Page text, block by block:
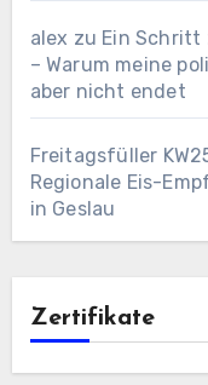
alex zu Ein Schritt
– Warum meine
aber nicht endet
Freitagsfüller
Regionale Eis-
in Geslau
Zertifikate